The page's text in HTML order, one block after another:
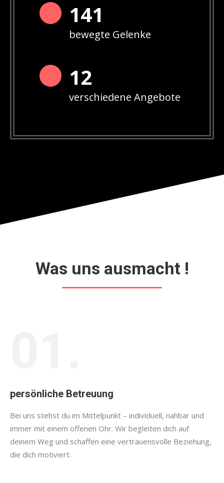
142
bewegte Gelenke
12
verschiedene Angebote
Was uns ausmacht !
persönliche Betreuung
Bei uns stehst du im Mittelpunkt – individuell, nahbar und
immer mit einem offenen Ohr. Wir begleiten dich auf
deinem Weg und schaffen eine vertrauensvolle Beziehung,
die dich motiviert.